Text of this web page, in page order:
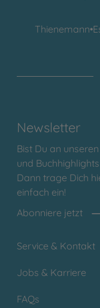
Thienemann•
Newsletter
Bist Du an
und
Dann trage Dich
einfach ein!
Abonniere jetzt
Service & Kontakt
Jobs & Karriere
FAQs